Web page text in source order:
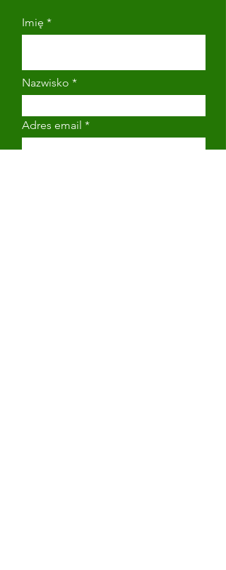
Imię
Nazwisko
Adres email